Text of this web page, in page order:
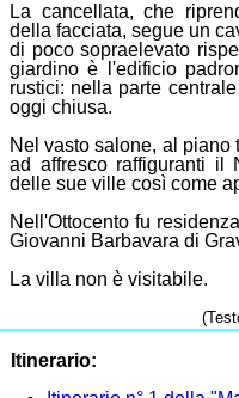
La cancellata, che
della facciata, segue un
di poco sopraelevato
giardino è l'edificio
rustici: nella parte
oggi chiusa.
Nel vasto salone, al piano
ad affresco raffiguranti il
delle sue ville così come
Nell'Ottocento fu
Giovanni Barbavara di
La villa non è visitabile.
Itinerario: